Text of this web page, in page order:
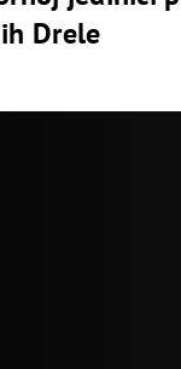
ih Drele